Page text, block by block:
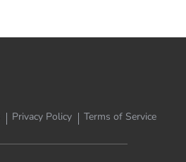
Privacy Policy Terms of Service